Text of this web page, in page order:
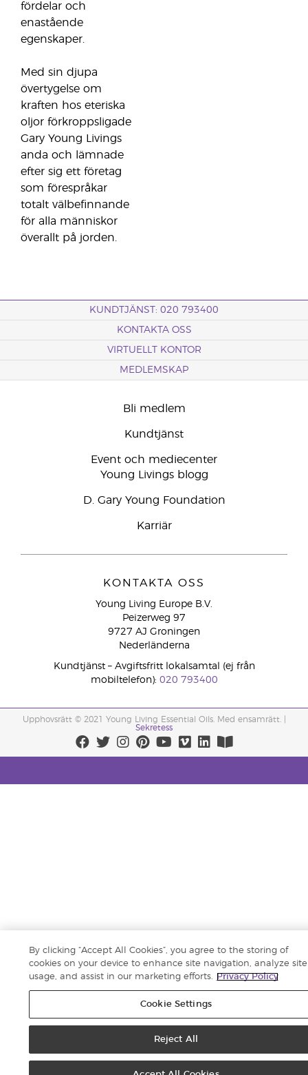
fördelar och
enastående
egenskaper.
Med sin djupa
övertygelse om
kraften hos eteriska
oljor förkroppsligade
Gary Young Livings
anda och lämnade
efter sig ett företag
som förespråkar
totalt välbefinnande
för alla människor
överallt på jorden.
KUNDTJÄNST: 020 793400
KONTAKTA OSS
VIRTUELLT KONTOR
MEDLEMSKAP
Bli medlem
Kundtjänst
Event och mediecenter
Young Livings blogg
D. Gary Young Foundation
Karriär
KONTAKTA OSS
Young Living Europe B.V.
Peizerweg 97
9727 AJ Groningen
Nederländerna
Kundtjänst – Avgiftsfritt lokalsamtal (ej från
mobiltelefon): 020 793400
Upphovsrätt © 2021 Young Living Essential Oils. Med ensamrätt. |
Sekretess
By clicking “Accept All Cookies”, you agree to the storing of
cookies on your device to enhance site navigation, analyze site
usage, and assist in our marketing efforts.
Privacy Policy
Cookie Settings
Reject All